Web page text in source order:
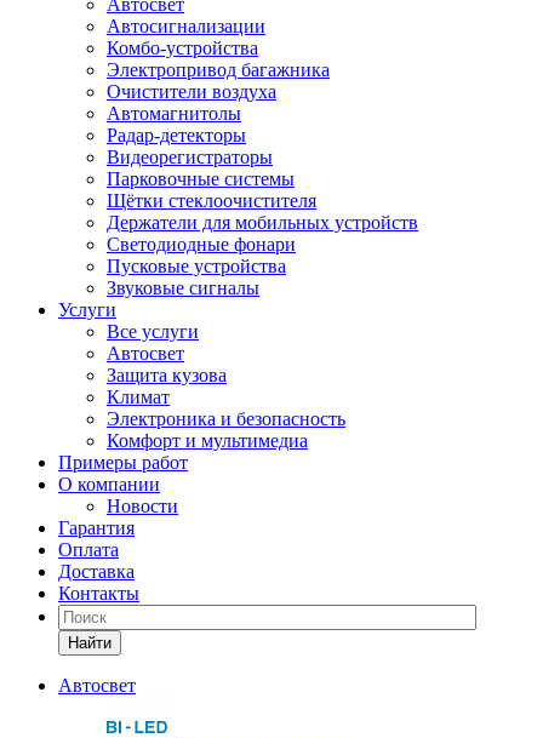
Автосвет
Автосигнализации
Комбо-устройства
Электропривод багажника
Очистители воздуха
Автомагнитолы
Радар-детекторы
Видеорегистраторы
Парковочные системы
Щётки стеклоочистителя
Держатели для мобильных устройств
Светодиодные фонари
Пусковые устройства
Звуковые сигналы
Услуги
Все услуги
Автосвет
Защита кузова
Климат
Электроника и безопасность
Комфорт и мультимедиа
Примеры работ
О компании
Новости
Гарантия
Оплата
Доставка
Контакты
Найти
Автосвет